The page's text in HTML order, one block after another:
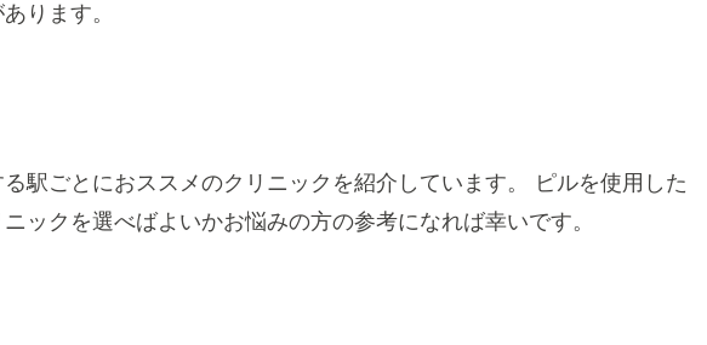
ります。
駅ごとにおススメのクリニックを紹介しています。 ピルを使用した
ックを選べばよいかお悩みの方の参考になれば幸いです。